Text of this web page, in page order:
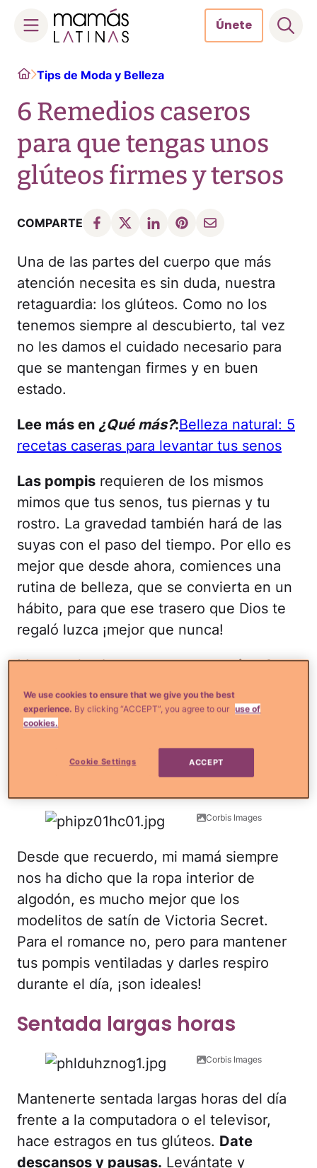
content
Únete
HomeTips de Moda y Belleza
6 Remedios caseros
para que tengas unos
glúteos firmes y tersos
COMPARTE
Una de las partes del cuerpo que más
atención necesita es sin duda, nuestra
retaguardia: los glúteos. Como no los
tenemos siempre al descubierto, tal vez
no les damos el cuidado necesario para
que se mantengan firmes y en buen
estado.
Lee más en ¿Qué más?:Belleza natural: 5
recetas caseras para levantar tus senos
Las pompis requieren de los mismos
mimos que tus senos, tus piernas y tu
rostro. La gravedad también hará de las
suyas con el paso del tiempo. Por ello es
mejor que desde ahora, comiences una
rutina de belleza, que se convierta en un
hábito, para que ese trasero que Dios te
regaló luzca ¡mejor que nunca!
Manos a la obra con estosconsejos de
glúteos.
Ropa de algodón
Corbis Images
Desde que recuerdo, mi mamá siempre
nos ha dicho que la ropa interior de
algodón, es mucho mejor que los
modelitos de satín de Victoria Secret.
Para el romance no, pero para mantener
tus pompis ventiladas y darles respiro
durante el día, ¡son ideales!
Sentada largas horas
Corbis Images
Mantenerte sentada largas horas del día
frente a la computadora o el televisor,
hace estragos en tus glúteos. Date
descansos y pausas. Levántate y
We use cookies to ensure that we give you the best
experience. By clicking “ACCEPT”, you agree to our use of
cookies.
Cookie Settings ACCEPT